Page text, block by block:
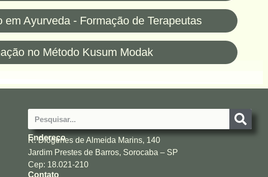
em Ayurveda - Formação de Terapeutas
no Método Kusum Modak
Endereço
R. Diógenes de Almeida Marins, 140
Jardim Prestes de Barros, Sorocaba – SP
Cep: 18.021-210
Contato